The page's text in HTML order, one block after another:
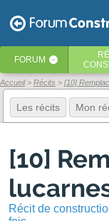
FORUM ‹
Accueil Récits [10]
Les récits Mon
[10]
Récit de